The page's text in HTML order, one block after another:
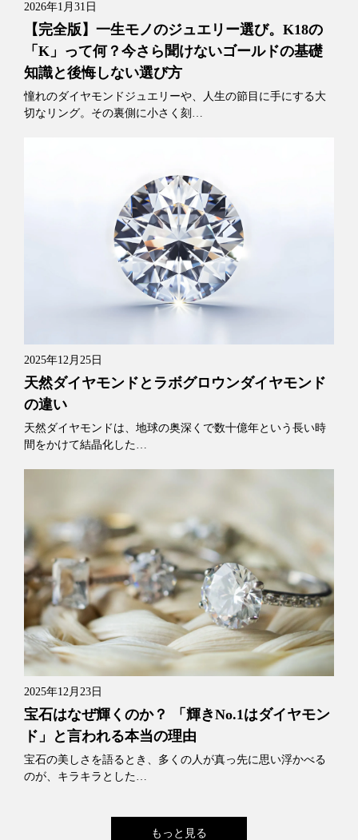
2026年1月31日
【完全版】一生モノのジュエリー選び。K18の
「K」って何？今さら聞けないゴールドの基礎
知識と後悔しない選び方
憧れのダイヤモンドジュエリーや、人生の節目に手にする大
切なリング。その裏側に小さく刻…
2025年12月25日
天然ダイヤモンドとラボグロウンダイヤモンド
の違い
天然ダイヤモンドは、地球の奥深くで数十億年という長い時
間をかけて結晶化した…
2025年12月23日
宝石はなぜ輝くのか？ 「輝きNo.1はダイヤモン
ド」と言われる本当の理由
宝石の美しさを語るとき、多くの人が真っ先に思い浮かべる
のが、キラキラとした…
もっと見る